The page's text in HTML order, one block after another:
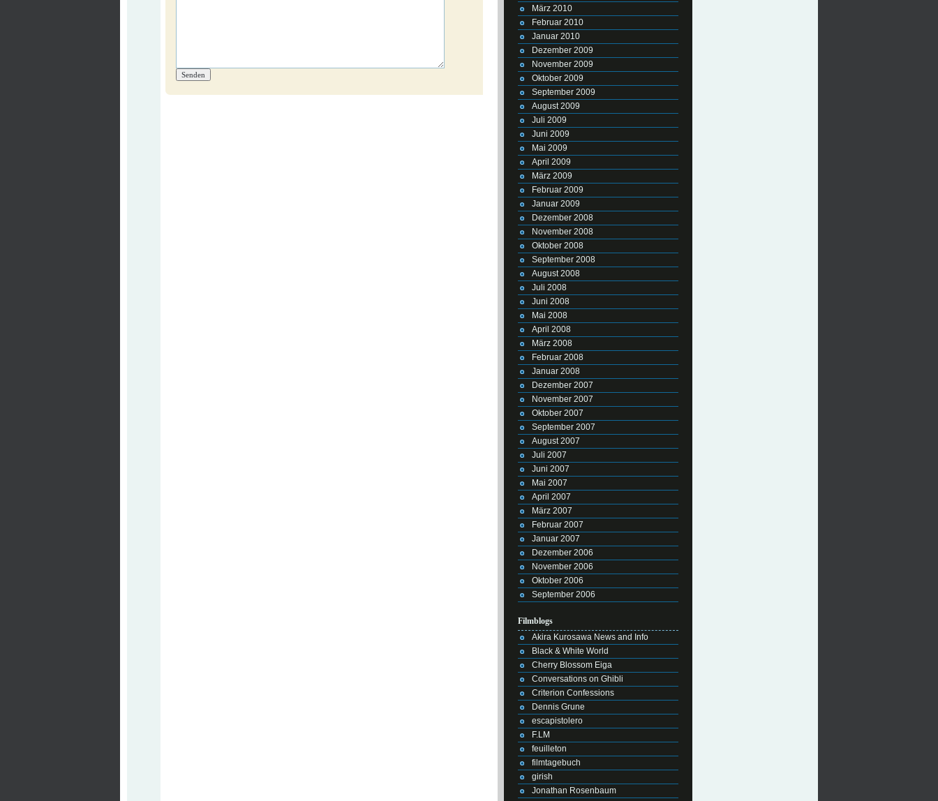
März 2010
Februar 2010
Januar 2010
Dezember 2009
November 2009
Oktober 2009
September 2009
August 2009
Juli 2009
Juni 2009
Mai 2009
April 2009
März 2009
Februar 2009
Januar 2009
Dezember 2008
November 2008
Oktober 2008
September 2008
August 2008
Juli 2008
Juni 2008
Mai 2008
April 2008
März 2008
Februar 2008
Januar 2008
Dezember 2007
November 2007
Oktober 2007
September 2007
August 2007
Juli 2007
Juni 2007
Mai 2007
April 2007
März 2007
Februar 2007
Januar 2007
Dezember 2006
November 2006
Oktober 2006
September 2006
Filmblogs
Akira Kurosawa News and Info
Black & White World
Cherry Blossom Eiga
Conversations on Ghibli
Criterion Confessions
Dennis Grune
escapistolero
F.LM
feuilleton
filmtagebuch
girish
Jonathan Rosenbaum